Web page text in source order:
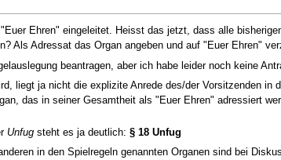
Ehren" eingeleitet. Heisst das jetzt, dass alle
Als Adressat das Organ angeben und auf "Euer Ehren"
beantragen, aber ich habe leider noch keine
liegt ja nicht die explizite Anrede des/der Vorsitzenden
das in seiner Gesamtheit als "Euer Ehren" adressiert
Unfugsteht es ja deutlich: § 18 Unfug
in den Spielregeln genannten Organen sind bei